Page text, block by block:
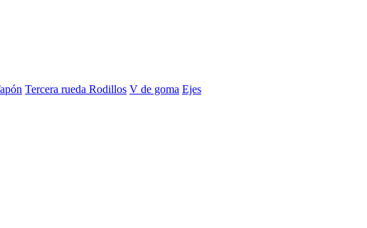
Tercera rueda Rodillos V de goma Ejes